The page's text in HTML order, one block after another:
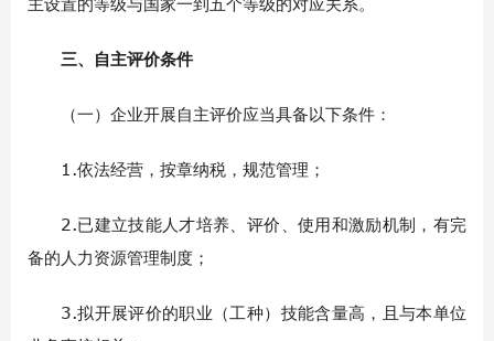
三、自主评价条件
（一）企业开展自主评价应当具备以下条件：
1.依法经营，按章纳税，规范管理；
2.已建立技能人才培养、评价、使用和激励机制，有完
备的人力资源管理制度；
3.拟开展评价的职业（工种）技能含量高，且与本单位